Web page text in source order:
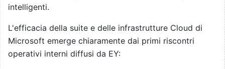
intelligenti.
L'efficacia della suite e delle infrastrutture Cloud di
Microsoft emerge chiaramente dai primi riscontri
operativi interni diffusi da EY: